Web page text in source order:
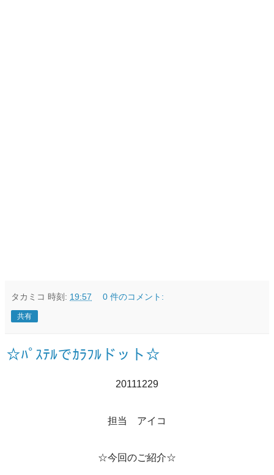
タカミコ 時刻: 19:57 0 件のコメント:
共有
☆ﾊﾟｽﾃﾙでｶﾗﾌﾙドット☆
20111229
担当 アイコ
☆今回のご紹介☆